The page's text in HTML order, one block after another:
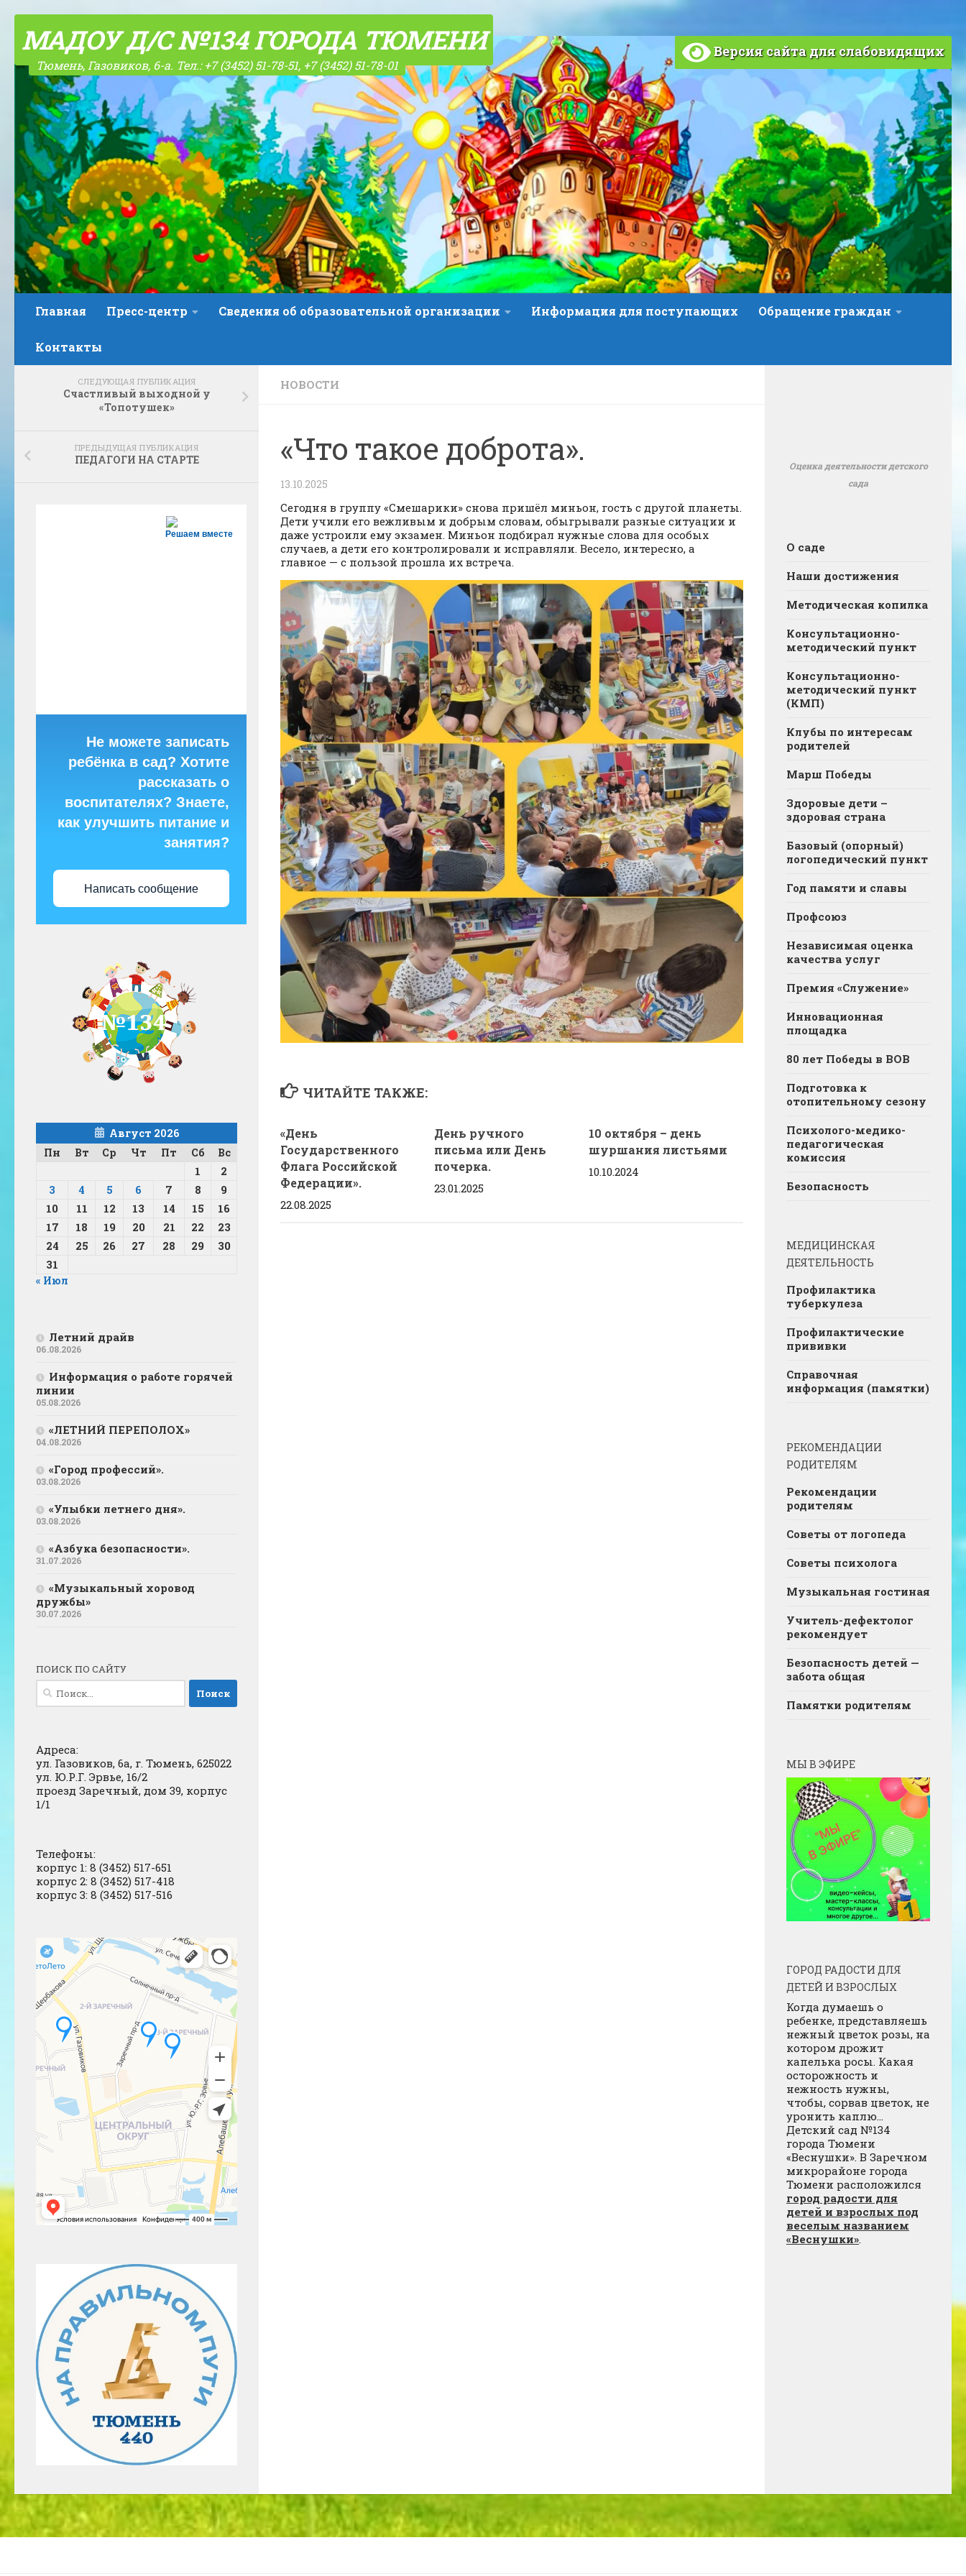
МАДОУ Д/С №134 ГОРОДА ТЮМЕНИ
Тюмень, Газовиков, 6-а. Тел.: +7 (3452) 51-78-51, +7 (3452) 51-78-01
Версия сайта для слабовидящих
Главная Пресс-центр Сведения об образовательной организации Информация для поступающих Обращение граждан
Контакты
НОВОСТИ
«Что такое доброта».
13.10.2025
Сегодня в группу «Смешарики» снова пришёл миньон, гость с другой планеты.
Дети учили его вежливым и добрым словам, обыгрывали разные ситуации и
даже устроили ему экзамен. Миньон подбирал нужные слова для особых
случаев, а дети его контролировали и исправляли. Весело, интересно, а
главное — с пользой прошла их встреча.
ЧИТАЙТЕ ТАКЖЕ:
«День
Государственного
Флага Российской
Федерации».
22.08.2025
День ручного
письма или День
почерка.
23.01.2025
10 октября – день
шуршания листьями
10.10.2024
СЛЕДУЮЩАЯ ПУБЛИКАЦИЯ
Счастливый выходной у
«Топотушек»
ПРЕДЫДУЩАЯ ПУБЛИКАЦИЯ
ПЕДАГОГИ НА СТАРТЕ
Решаем вместе
Не можете записать
ребёнка в сад? Хотите
рассказать о
воспитателях? Знаете,
как улучшить питание и
занятия?
Написать сообщение
Август 2026
Пн
Вт Ср Чт Пт Сб Вс
1
2
3
4 5 6 7 8
9
10
11 12 13 14 15
16
17
18 19 20 21 22
23
24
25 26 27 28 29
30
31
« Июл
Летний драйв
06.08.2026
Информация о работе горячей
линии
05.08.2026
«ЛЕТНИЙ ПЕРЕПОЛОХ»
04.08.2026
«Город профессий».
03.08.2026
«Улыбки летнего дня».
03.08.2026
«Азбука безопасности».
31.07.2026
«Музыкальный хоровод
дружбы»
30.07.2026
ПОИСК ПО САЙТУ
Найти:
Адреса:
ул. Газовиков, 6а, г. Тюмень, 625022
ул. Ю.Р.Г. Эрвье, 16/2
проезд Заречный, дом 39, корпус
1/1
Телефоны:
корпус 1: 8 (3452) 517-651
корпус 2: 8 (3452) 517-418
корпус 3: 8 (3452) 517-516
Оценка деятельности детского
сада
О саде
Наши достижения
Методическая копилка
Консультационно-
методический пункт
Консультационно-
методический пункт
(КМП)
Клубы по интересам
родителей
Марш Победы
Здоровые дети –
здоровая страна
Базовый (опорный)
логопедический пункт
Год памяти и славы
Профсоюз
Независимая оценка
качества услуг
Премия «Служение»
Инновационная
площадка
80 лет Победы в ВОВ
Подготовка к
отопительному сезону
Психолого-медико-
педагогическая
комиссия
Безопасность
МЕДИЦИНСКАЯ
ДЕЯТЕЛЬНОСТЬ
Профилактика
туберкулеза
Профилактические
прививки
Справочная
информация (памятки)
РЕКОМЕНДАЦИИ
РОДИТЕЛЯМ
Рекомендации
родителям
Советы от логопеда
Советы психолога
Музыкальная гостиная
Учитель-дефектолог
рекомендует
Безопасность детей —
забота общая
Памятки родителям
МЫ В ЭФИРЕ
ГОРОД РАДОСТИ ДЛЯ
ДЕТЕЙ И ВЗРОСЛЫХ
Когда думаешь о
ребенке, представляешь
нежный цветок розы, на
котором дрожит
капелька росы. Какая
осторожность и
нежность нужны,
чтобы, сорвав цветок, не
уронить каплю…
Детский сад №134
города Тюмени
«Веснушки». В Заречном
микрорайоне города
Тюмени расположился
город радости для
детей и взрослых под
веселым названием
«Веснушки».